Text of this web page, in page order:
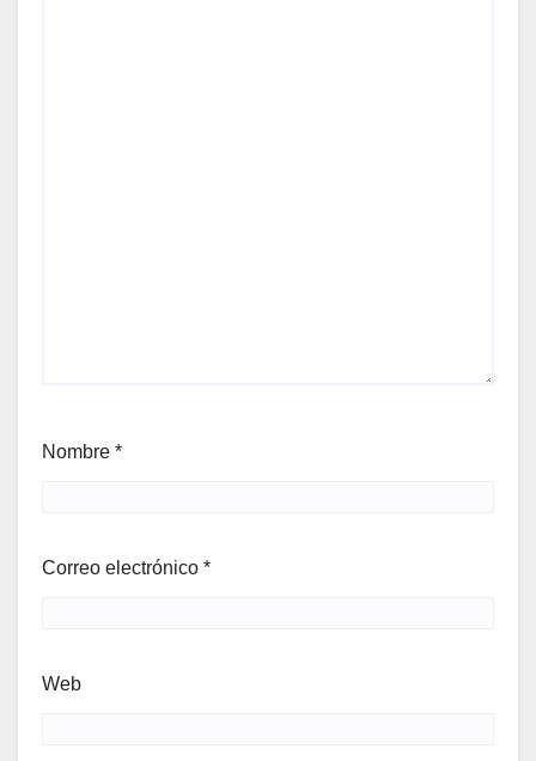
Nombre *
Correo electrónico *
Web